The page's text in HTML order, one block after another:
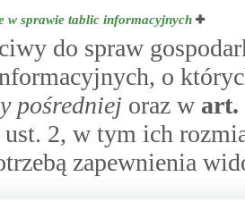
w sprawie tablic informacyjnych
do spraw
o
pośredniej oraz w art.
ust. 2, w tym ich
zapewnienia